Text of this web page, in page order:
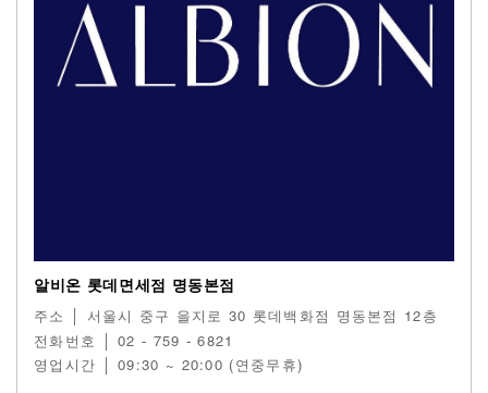
알비온 롯데면세점 명동본점
주소 │ 서울시 중구 을지로 30 롯데백화점 명동본점 12층
전화번호 │ 02 - 759 - 6821
영업시간 │ 09:30 ~ 20:00 (연중무휴)